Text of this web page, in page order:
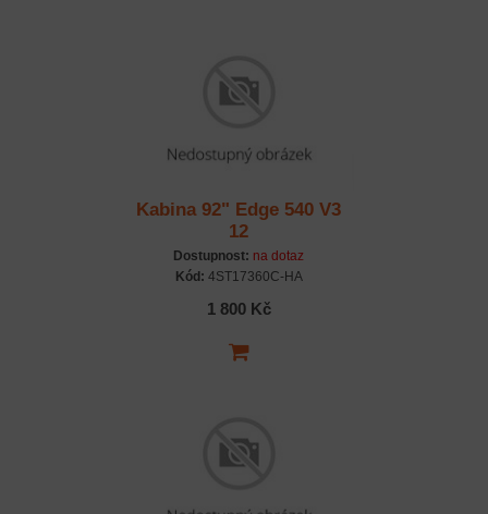
Kabina 92" Edge 540 V3
12
Dostupnost: na dotaz
Kód: 4ST17360C-HA
1 800 Kč